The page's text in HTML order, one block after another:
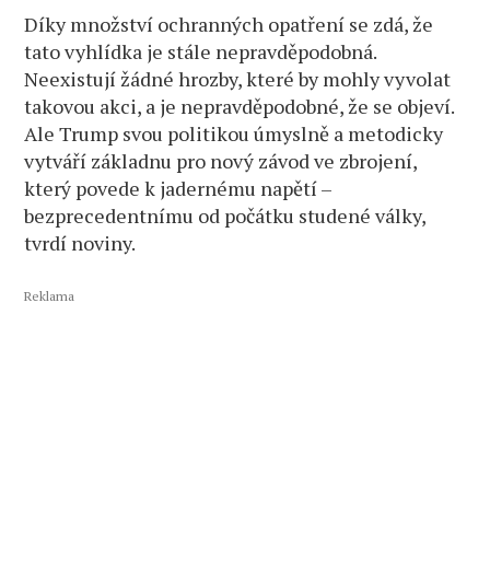
Díky množství ochranných opatření se zdá, že
tato vyhlídka je stále nepravděpodobná.
Neexistují žádné hrozby, které by mohly vyvolat
takovou akci, a je nepravděpodobné, že se objeví.
Ale Trump svou politikou úmyslně a metodicky
vytváří základnu pro nový závod ve zbrojení,
který povede k jadernému napětí –
bezprecedentnímu od počátku studené války,
tvrdí noviny.
Reklama